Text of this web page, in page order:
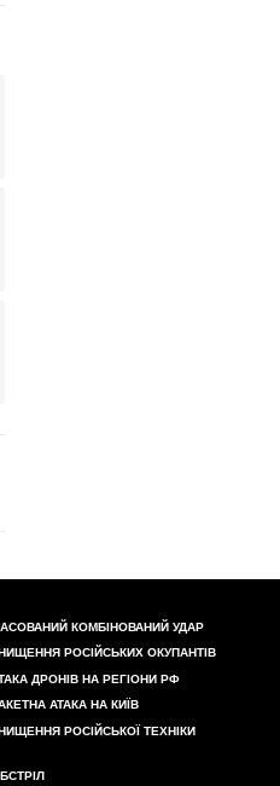
КОМБІНОВАНИЙ УДАР
РОСІЙСЬКИХ ОКУПАНТІВ
ДРОНІВ НА РЕГІОНИ РФ
АТАКА НА КИЇВ
РОСІЙСЬКОЇ ТЕХНІКИ